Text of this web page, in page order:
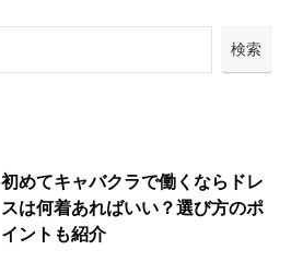
検索
初めてキャバクラで働くならドレ
スは何着あればいい？選び方のポ
イントも紹介